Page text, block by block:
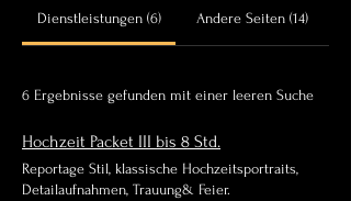
Dienstleistungen (6) Andere Seiten (14)
6 Ergebnisse gefunden mit einer leeren Suche
Hochzeit Packet III bis 8 Std.
Reportage Stil, klassische Hochzeitsportraits,
Detailaufnahmen, Trauung& Feier.